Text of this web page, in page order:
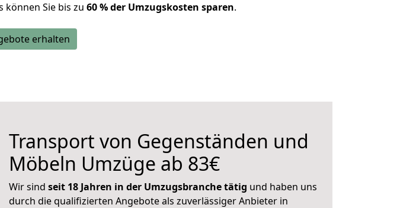
Sie bis zu 60 % der Umzugskosten sparen.
erhalten
Transport von Gegenständen und
Möbeln Umzüge ab 83€
Wir sind seit 18 Jahren in der Umzugsbranche tätig und haben uns
durch die qualifizierten Angebote als zuverlässiger Anbieter in